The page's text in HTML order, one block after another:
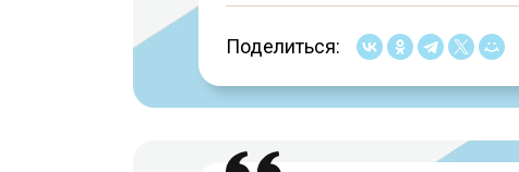
Поделиться: